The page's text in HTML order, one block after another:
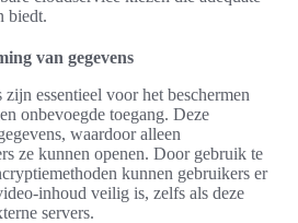
biedt.
van gegevens
essentieel voor het beschermen
onbevoegde toegang. Deze
waardoor alleen
ze kunnen openen. Door gebruik te
kunnen gebruikers er
inhoud veilig is, zelfs als deze
servers.